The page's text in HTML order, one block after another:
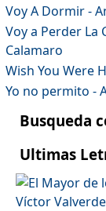
Voy A Dormir -
Voy a Perder La
Calamaro
Wish You Were
Yo no permito -
Busqueda
Ultimas